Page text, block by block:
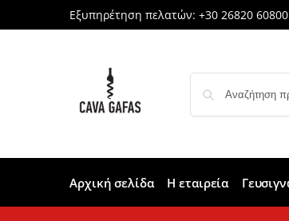
Εξυπηρέτηση πελατών: +30 26820 60800
Αρχική σελίδα Η εταιρεία